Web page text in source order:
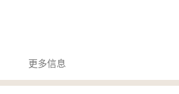
更多信息